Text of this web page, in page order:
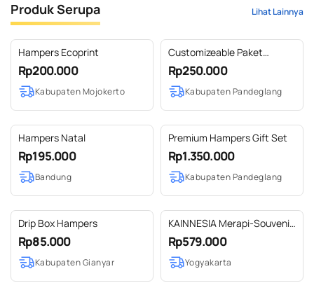
Produk Serupa Lihat Lainnya
Hampers Ecoprint
Rp200.000
Kabupaten Mojokerto
Customizeable Paket
Hampers 3
Rp250.000
Kabupaten Pandeglang
Hampers Natal
Rp195.000
Bandung
Premium Hampers Gift Set
Rp1.350.000
Kabupaten Pandeglang
Drip Box Hampers
Rp85.000
Kabupaten Gianyar
KAINNESIA Merapi-Souvenir
Hampers Pernikahan
Birthday Gift Graduation
Gift Birthday Hampers
Rp579.000
Yogyakarta